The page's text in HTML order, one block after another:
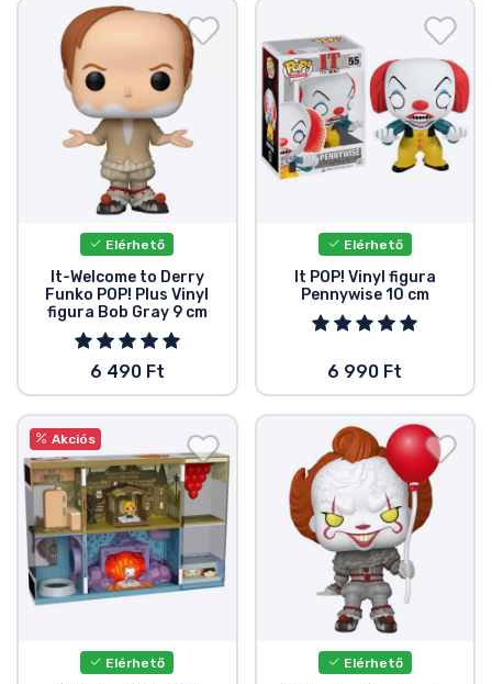
Elérhető
It-Welcome to Derry
Funko POP! Plus Vinyl
figura Bob Gray 9 cm
6 490 Ft
Elérhető
It POP! Vinyl figura
Pennywise 10 cm
6 990 Ft
Akciós
Elérhető Elérhető